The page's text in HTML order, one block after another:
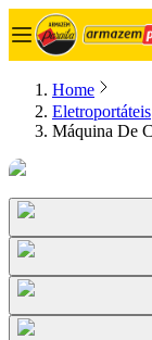
Home
Eletroportáteis
Máquina De